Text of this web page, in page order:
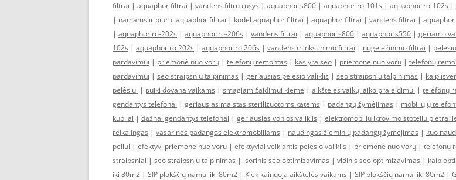
filtrai | aquaphor filtrai | vandens filtru rusys | aquaphor s800 | aquaphor ro-101s | aquaphor ro-102s |
| namams ir biurui aquaphor filtrai | kodel aquaphor filtrai | aquaphor filtrai | vandens filtrai |
| aquaphor ro-202s | aquaphor ro-206s | vandens filtrai | aquaphor s800 | aquaphor s550 | geriamo
102s | aquaphor ro 202s | aquaphor ro 206s | vandens minkstinimo filtrai | nugeležinimo filtrai |
pardavimui | priemonė nuo vorų | telefonų remontas | kas yra seo | priemone nuo voru | telefonų
pardavimui | seo straipsniu talpinimas | geriausias pelėsio valiklis | seo straipsniu talpinimas | kaip
pelėsiui | puiki dovana vaikams | smagiam žaidimui kieme | aikštelės vaikų laiko praleidimui | telefonų
gendantys telefonai | geriausias maistas sterilizuotoms katėms | padangų žymėjimas | mobiliųjų
kubilai | dažnai gendantys telefonai | geriausias vonios valiklis | elektromobiliu ikrovimo stoteliu pletra
reikalingas | vasarinės padangos elektromobiliams | naudingas žieminių padangų žymėjimas | kuo
peliui | efektyvi priemone nuo voru | efektyviai veikiantis pelėsio valiklis | priemonė nuo vorų | telefonų
straipsniai | seo straipsniu talpinimas | isorinis seo optimizavimas | vidinis seo optimizavimas | kaip
iki 80m2 | SIP plokščių namai iki 80m2 | Kiek kainuoja aikštelės vaikams | SIP plokščių namai iki 80m2 |